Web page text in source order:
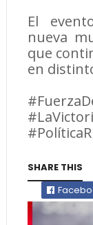
El
nueva
que
en
SHARE THIS